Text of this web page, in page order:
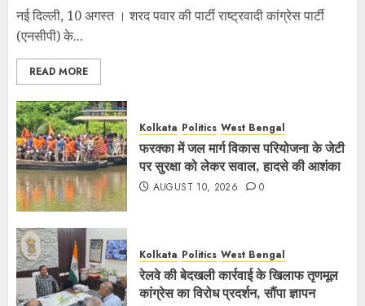
नई दिल्ली, 10 अगस्त । शरद पवार की पार्टी राष्ट्रवादी कांग्रेस पार्टी
(एनसीपी) के...
READ MORE
Kolkata Politics West Bengal
फरक्का में जल मार्ग विकास परियोजना के जेटी
पर सुरक्षा को लेकर सवाल, हादसे की आशंका
AUGUST 10, 2026 0
Kolkata Politics West Bengal
रेलवे की बेदखली कार्रवाई के खिलाफ तृणमूल
कांग्रेस का विरोध प्रदर्शन, सौंपा ज्ञापन